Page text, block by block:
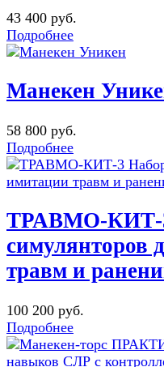
43 400 руб.
Подробнее
Манекен
58 800 руб.
Подробнее
ТРАВМО-КИТ-3
симулянторов
травм и
100 200 руб.
Подробнее